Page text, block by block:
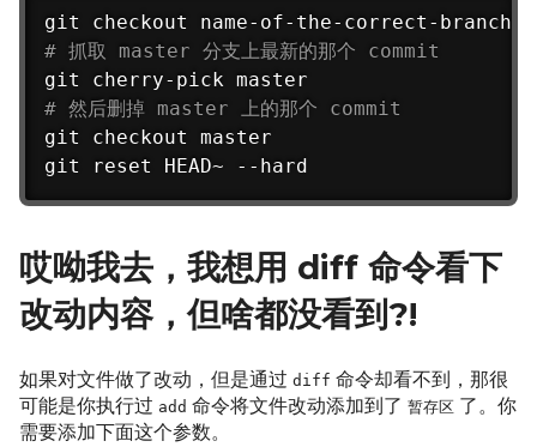
# 抓取 master 分支上最新的那个 commit
# 然后删掉 master 上的那个 commit
git checkout master
git reset HEAD~ --hard
哎呦我去，我想用 diff 命令看下
改动内容，但啥都没看到?!
如果对文件做了改动，但是通过 diff 命令却看不到，那很
可能是你执行过 add 命令将文件改动添加到了 暂存区 了。你
需要添加下面这个参数。